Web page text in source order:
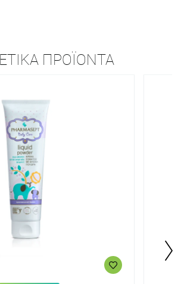
ΠΡΟΪΌΝΤΑ